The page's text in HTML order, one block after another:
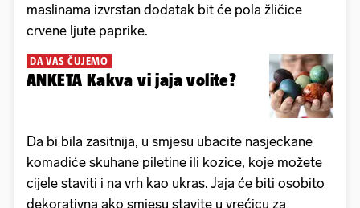
maslinama izvrstan dodatak bit će pola žličice
crvene ljute paprike.
DA VAS ČUJEMO
ANKETA Kakva vi jaja volite?
Da bi bila zasitnija, u smjesu ubacite nasjeckane
komadiće skuhane piletine ili kozice, koje možete
cijele staviti i na vrh kao ukras. Jaja će biti osobito
dekorativna ako smjesu stavite u vrećicu za